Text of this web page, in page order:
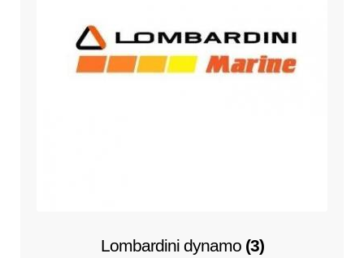
Lombardini dynamo (3)